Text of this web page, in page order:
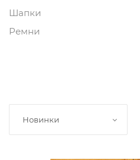
Шапки
Ремни
Новинки